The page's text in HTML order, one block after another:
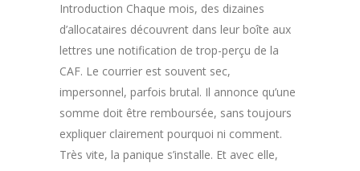
Introduction Chaque mois, des dizaines
d’allocataires découvrent dans leur boîte aux
lettres une notification de trop-perçu de la
CAF. Le courrier est souvent sec,
impersonnel, parfois brutal. Il annonce qu’une
somme doit être remboursée, sans toujours
expliquer clairement pourquoi ni comment.
Très vite, la panique s’installe. Et avec elle,